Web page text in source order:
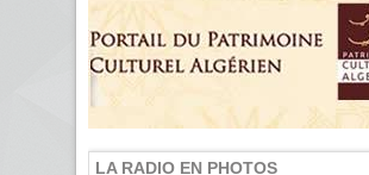
LA RADIO EN PHOTOS